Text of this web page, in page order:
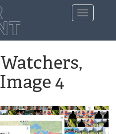
Toggle
navigation
4